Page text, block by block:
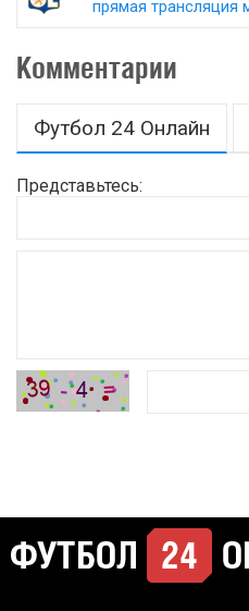
прямая трансляция
Комментарии
Футбол 24 Онлайн
Представьтесь: